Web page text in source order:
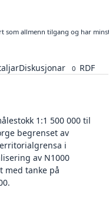
som allmenn tilgang og har
Diskusjonar 0 RDF
1:1 500 000 til
begrenset av
i
av N1000
med tanke på